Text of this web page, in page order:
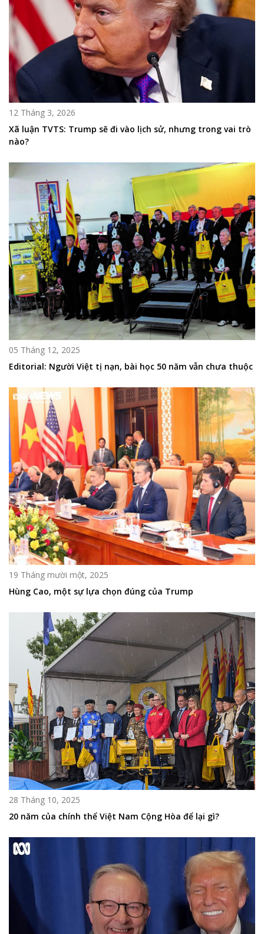
12 Tháng 3, 2026
Xã luận TVTS: Trump sẽ đi vào lịch sử, nhưng trong vai trò
nào?
05 Tháng 12, 2025
Editorial: Người Việt tị nạn, bài học 50 năm vẫn chưa thuộc
19 Tháng mười một, 2025
Hùng Cao, một sự lựa chọn đúng của Trump
28 Tháng 10, 2025
20 năm của chính thể Việt Nam Cộng Hòa để lại gì?